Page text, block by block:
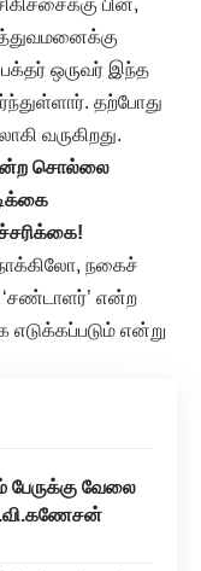
பின்,
ஒருவர் இந்த
தற்போது
வருகிறது.
சொல்லை
நகைச்
என்ற
என்று
வேலை